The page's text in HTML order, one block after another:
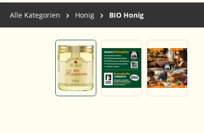
Alle Kategorien Honig BIO Honig
Bildergalerie überspringen